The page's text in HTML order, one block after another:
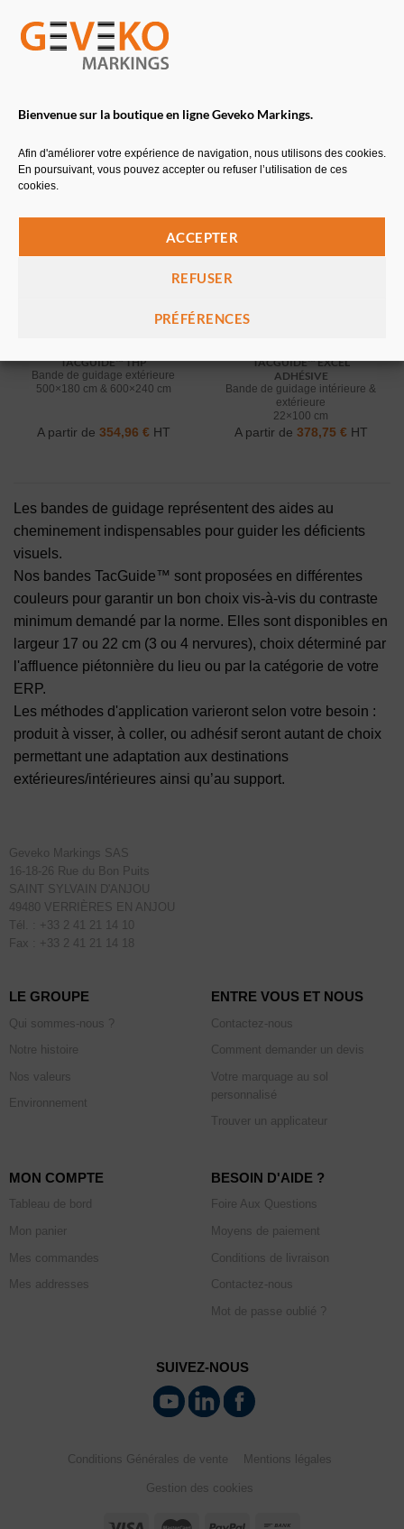
Bienvenue sur la boutique en ligne Geveko Markings.
Afin d'améliorer votre expérience de navigation, nous utilisons des cookies.
En poursuivant, vous pouvez accepter ou refuser l’utilisation de ces
cookies.
ACCEPTER
REFUSER
PRÉFÉRENCES
TACGUIDE™ MTA A COLLER
Bande de guidage extérieure
TACGUIDE™ THP
Bande de guidage extérieure
500×180 cm & 600×240 cm
A partir de 354,96 €HT
TACGUIDE™ EXCEL
ADHÉSIVE
Bande de guidage intérieure &
extérieure
22×100 cm
A partir de 378,75 €HT
Les bandes de guidage représentent des aides au
cheminement indispensables pour guider les déficients
visuels.
Nos bandes TacGuide™ sont proposées en différentes
couleurs pour garantir un bon choix vis-à-vis du contraste
minimum demandé par la norme. Elles sont disponibles en
largeur 17 ou 22 cm (3 ou 4 nervures), choix déterminé par
l'affluence piétonnière du lieu ou par la catégorie de votre
ERP.
Les méthodes d'application varieront selon votre besoin :
produit à visser, à coller, ou adhésif seront autant de choix
permettant une adaptation aux destinations
extérieures/intérieures ainsi qu’au support.
Geveko Markings SAS
16-18-26 Rue du Bon Puits
SAINT SYLVAIN D'ANJOU
49480 VERRIÈRES EN ANJOU
Tél. : +33 2 41 21 14 10
Fax : +33 2 41 21 14 18
LE GROUPE
Qui sommes-nous ?
Notre histoire
Nos valeurs
Environnement
ENTRE VOUS ET NOUS
Contactez-nous
Comment demander un devis
Votre marquage au sol
personnalisé
Trouver un applicateur
MON COMPTE
Tableau de bord
Mon panier
Mes commandes
Mes addresses
BESOIN D'AIDE ?
Foire Aux Questions
Moyens de paiement
Conditions de livraison
Contactez-nous
Mot de passe oublié ?
SUIVEZ-NOUS
Conditions Générales de vente Mentions légales
Gestion des cookies